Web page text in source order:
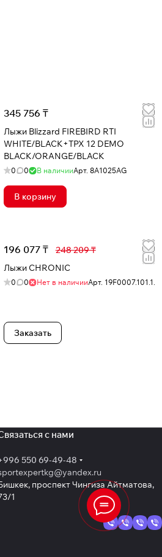
345 756 ₸
Лыжи Blizzard FIREBIRD RTI
WHITE/BLACK+TPX 12 DEMO
BLACK/ORANGE/BLACK
0 0 В наличииАрт. 8A1025AG
В корзину
196 077 ₸
248 209 ₸
Лыжи CHRONIC
0 0 Нет в наличииАрт. 19F0007.101.1.
Заказать
с нами
550 69-49-48
проспект Чингиза Айтматова,
1